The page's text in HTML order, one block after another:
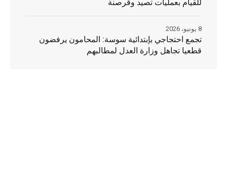
تجمع احتجاجي بإبتدائية سوسة: المحامون يرفضون
قطعيا تجاهل وزارة العدل لمطالبهم
8 يونيو، 2026